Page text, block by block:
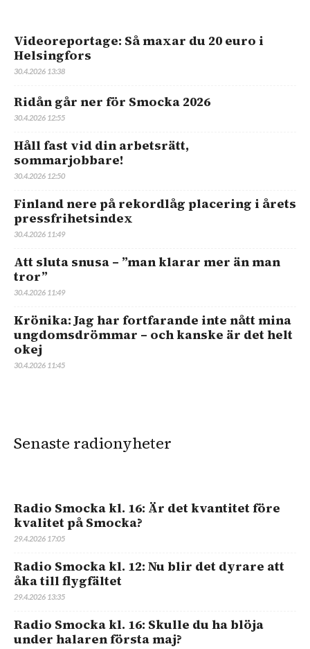
Videoreportage: Så maxar du 20 euro i
Helsingfors
30.4.2026 13:38
Ridån går ner för Smocka 2026
30.4.2026 12:55
Håll fast vid din arbetsrätt,
sommarjobbare!
30.4.2026 12:50
Finland nere på rekordlåg placering i årets
pressfrihetsindex
30.4.2026 11:49
Att sluta snusa – ”man klarar mer än man
tror”
30.4.2026 11:49
Krönika: Jag har fortfarande inte nått mina
ungdomsdrömmar – och kanske är det helt
okej
30.4.2026 11:45
Senaste radionyheter
Radio Smocka kl. 16: Är det kvantitet före
kvalitet på Smocka?
29.4.2026 17:05
Radio Smocka kl. 12: Nu blir det dyrare att
åka till flygfältet
29.4.2026 13:35
Radio Smocka kl. 16: Skulle du ha blöja
under halaren första maj?